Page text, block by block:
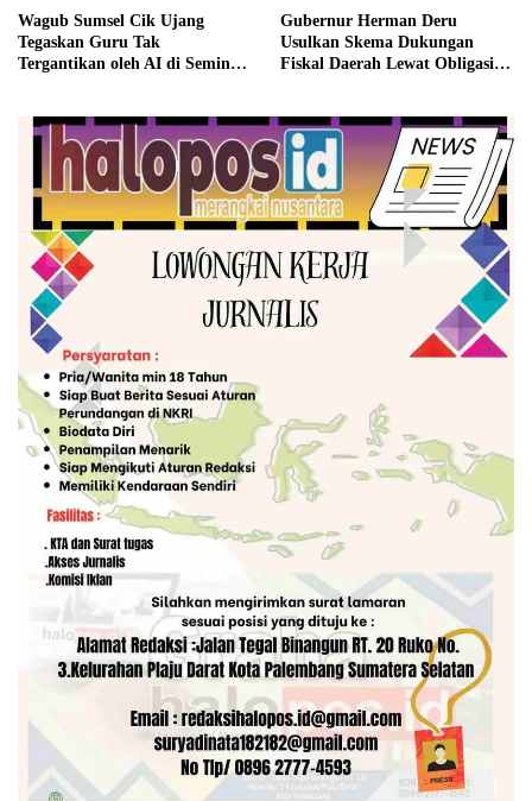
Wagub Sumsel Cik Ujang
Tegaskan Guru Tak
Tergantikan oleh AI di Seminar
Gubernur Herman Deru
Usulkan Skema Dukungan
Fiskal Daerah Lewat Obligasi